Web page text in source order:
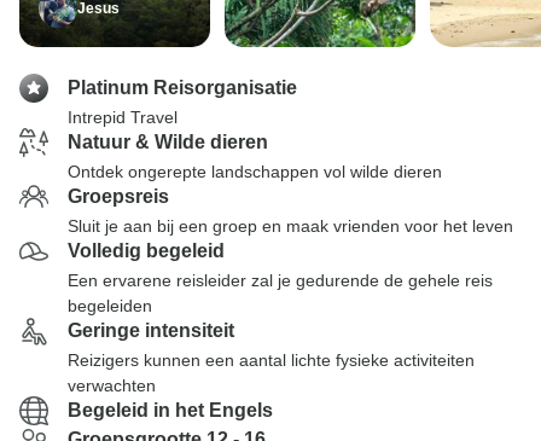
Jesus
Platinum Reisorganisatie
Intrepid Travel
Natuur & Wilde dieren
Ontdek ongerepte landschappen vol wilde dieren
Groepsreis
Sluit je aan bij een groep en maak vrienden voor het leven
Volledig begeleid
Een ervarene reisleider zal je gedurende de gehele reis
begeleiden
Geringe intensiteit
Reizigers kunnen een aantal lichte fysieke activiteiten
verwachten
Begeleid in het Engels